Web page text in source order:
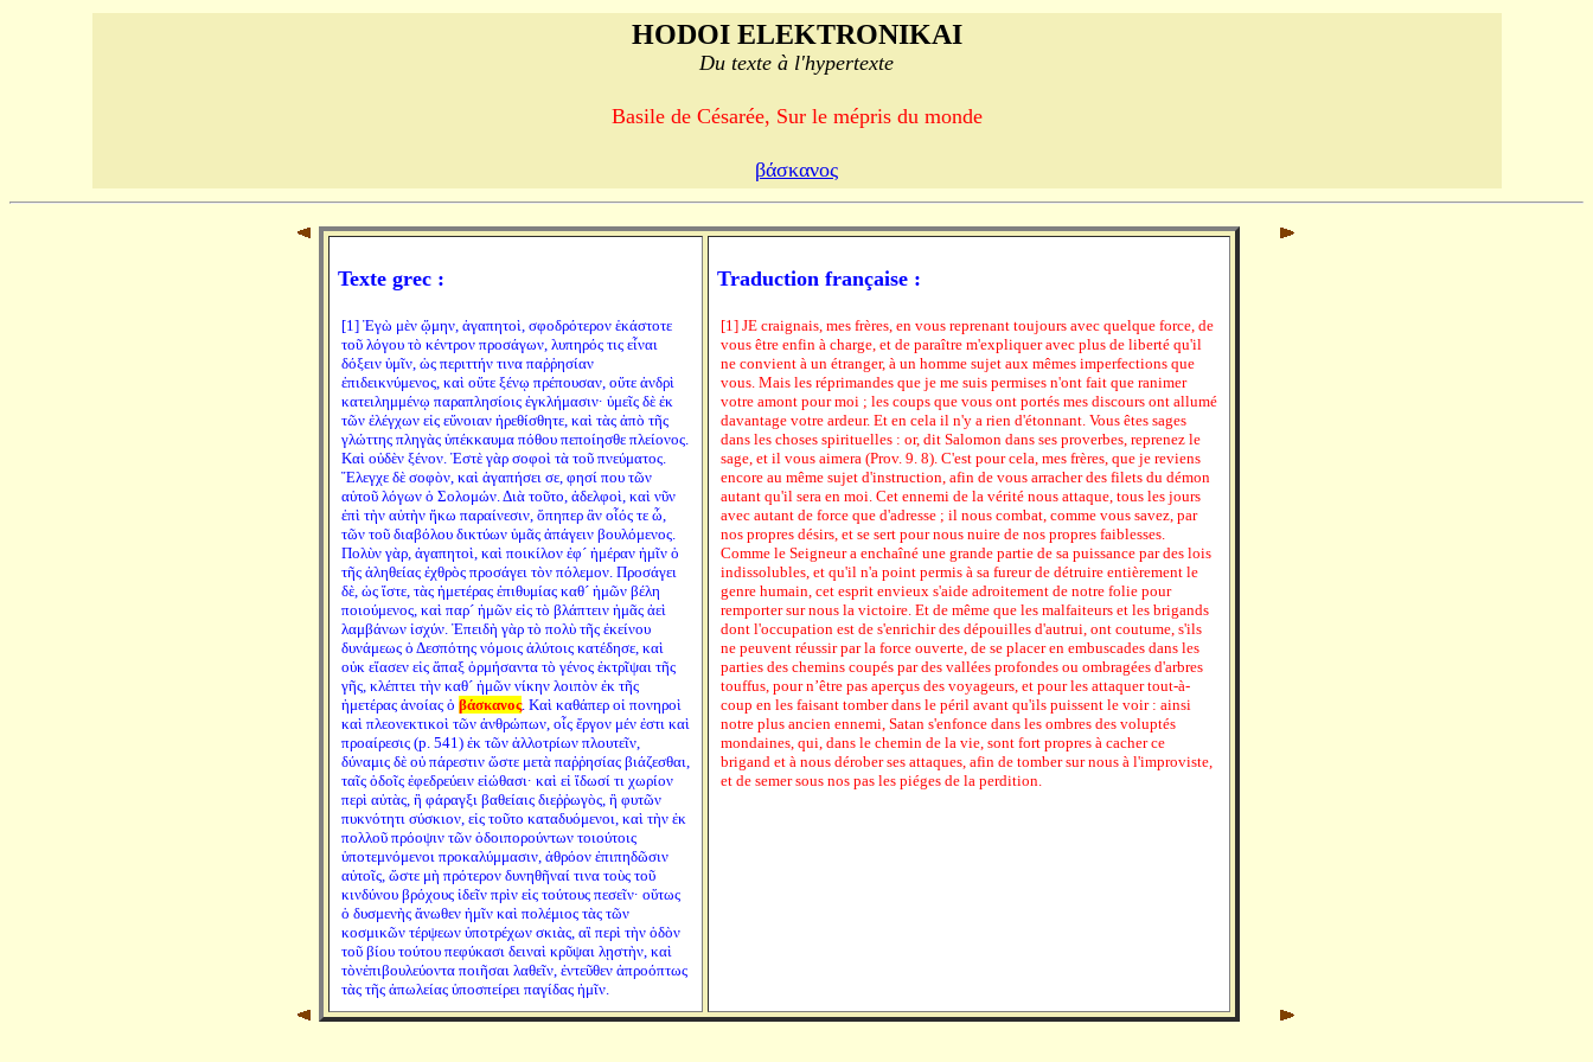
HODOI ELEKTRONIKAI
Du texte à l'hypertexte
Basile de Césarée, Sur le mépris du monde
βάσκανος
Texte grec :
[1] Ἐγὼ μὲν ᾤμην, ἀγαπητοὶ, σφοδρότερον ἑκάστοτε
τοῦ λόγου τὸ κέντρον προσάγων, λυπηρός τις εἶναι
δόξειν ὑμῖν, ὡς περιττήν τινα παῤῥησίαν
ἐπιδεικνύμενος, καὶ οὔτε ξένῳ πρέπουσαν, οὔτε ἀνδρὶ
κατειλημμένῳ παραπλησίοις ἐγκλήμασιν· ὑμεῖς δὲ ἐκ
τῶν ἐλέγχων εἰς εὔνοιαν ἠρεθίσθητε, καὶ τὰς ἀπὸ τῆς
γλώττης πληγὰς ὑπέκκαυμα πόθου πεποίησθε πλείονος.
Καὶ οὐδὲν ξένον. Ἐστὲ γὰρ σοφοὶ τὰ τοῦ πνεύματος.
Ἔλεγχε δὲ σοφὸν, καὶ ἀγαπήσει σε, φησί που τῶν
αὑτοῦ λόγων ὁ Σολομών. Διὰ τοῦτο, ἀδελφοὶ, καὶ νῦν
ἐπὶ τὴν αὐτὴν ἥκω παραίνεσιν, ὅπηπερ ἂν οἷός τε ὦ,
τῶν τοῦ διαβόλου δικτύων ὑμᾶς ἀπάγειν βουλόμενος.
Πολὺν γὰρ, ἀγαπητοὶ, καὶ ποικίλον ἐφ´ ἡμέραν ἡμῖν ὁ
τῆς ἀληθείας ἐχθρὸς προσάγει τὸν πόλεμον. Προσάγει
δὲ, ὡς ἴστε, τὰς ἡμετέρας ἐπιθυμίας καθ´ ἡμῶν βέλη
ποιούμενος, καὶ παρ´ ἡμῶν εἰς τὸ βλάπτειν ἡμᾶς ἀεὶ
λαμβάνων ἰσχύν. Ἐπειδὴ γὰρ τὸ πολὺ τῆς ἐκείνου
δυνάμεως ὁ Δεσπότης νόμοις ἀλύτοις κατέδησε, καὶ
οὐκ εἴασεν εἰς ἅπαξ ὁρμήσαντα τὸ γένος ἐκτρῖψαι τῆς
γῆς, κλέπτει τὴν καθ´ ἡμῶν νίκην λοιπὸν ἐκ τῆς
ἡμετέρας ἀνοίας ὁ βάσκανος. Καὶ καθάπερ οἱ πονηροὶ
καὶ πλεονεκτικοὶ τῶν ἀνθρώπων, οἷς ἔργον μέν ἐστι καὶ
προαίρεσις (p. 541) ἐκ τῶν ἀλλοτρίων πλουτεῖν,
δύναμις δὲ οὐ πάρεστιν ὥστε μετὰ παῤῥησίας βιάζεσθαι,
ταῖς ὁδοῖς ἐφεδρεύειν εἰώθασι· καὶ εἰ ἴδωσί τι χωρίον
περὶ αὐτὰς, ἢ φάραγξι βαθείαις διεῤῥωγὸς, ἢ φυτῶν
πυκνότητι σύσκιον, εἰς τοῦτο καταδυόμενοι, καὶ τὴν ἐκ
πολλοῦ πρόοψιν τῶν ὁδοιπορούντων τοιούτοις
ὑποτεμνόμενοι προκαλύμμασιν, ἀθρόον ἐπιπηδῶσιν
αὐτοῖς, ὥστε μὴ πρότερον δυνηθῆναί τινα τοὺς τοῦ
κινδύνου βρόχους ἰδεῖν πρὶν εἰς τούτους πεσεῖν· οὕτως
ὁ δυσμενὴς ἄνωθεν ἡμῖν καὶ πολέμιος τὰς τῶν
κοσμικῶν τέρψεων ὑποτρέχων σκιὰς, αἳ περὶ τὴν ὁδὸν
τοῦ βίου τούτου πεφύκασι δειναὶ κρῦψαι λῃστὴν, καὶ
τὸνἐπιβουλεύοντα ποιῆσαι λαθεῖν, ἐντεῦθεν ἀπροόπτως
τὰς τῆς ἀπωλείας ὑποσπείρει παγίδας ἡμῖν.
Traduction française :
[1] JE craignais, mes frères, en vous reprenant toujours avec quelque force, de
vous être enfin à charge, et de paraître m'expliquer avec plus de liberté qu'il
ne convient à un étranger, à un homme sujet aux mêmes imperfections que
vous. Mais les réprimandes que je me suis permises n'ont fait que ranimer
votre amont pour moi ; les coups que vous ont portés mes discours ont allumé
davantage votre ardeur. Et en cela il n'y a rien d'étonnant. Vous êtes sages
dans les choses spirituelles : or, dit Salomon dans ses proverbes, reprenez le
sage, et il vous aimera (Prov. 9. 8). C'est pour cela, mes frères, que je reviens
encore au même sujet d'instruction, afin de vous arracher des filets du démon
autant qu'il sera en moi. Cet ennemi de la vérité nous attaque, tous les jours
avec autant de force que d'adresse ; il nous combat, comme vous savez, par
nos propres désirs, et se sert pour nous nuire de nos propres faiblesses.
Comme le Seigneur a enchaîné une grande partie de sa puissance par des lois
indissolubles, et qu'il n'a point permis à sa fureur de détruire entièrement le
genre humain, cet esprit envieux s'aide adroitement de notre folie pour
remporter sur nous la victoire. Et de même que les malfaiteurs et les brigands
dont l'occupation est de s'enrichir des dépouilles d'autrui, ont coutume, s'ils
ne peuvent réussir par la force ouverte, de se placer en embuscades dans les
parties des chemins coupés par des vallées profondes ou ombragées d'arbres
touffus, pour n’être pas aperçus des voyageurs, et pour les attaquer tout-à-
coup en les faisant tomber dans le péril avant qu'ils puissent le voir : ainsi
notre plus ancien ennemi, Satan s'enfonce dans les ombres des voluptés
mondaines, qui, dans le chemin de la vie, sont fort propres à cacher ce
brigand et à nous dérober ses attaques, afin de tomber sur nous à l'improviste,
et de semer sous nos pas les piéges de la perdition.